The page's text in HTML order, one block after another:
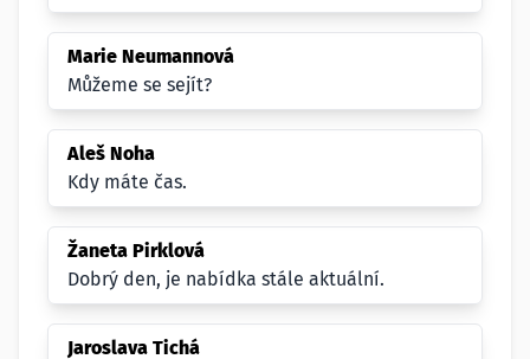
Marie Neumannová
Můžeme se sejít?
Aleš Noha
Kdy máte čas.
Žaneta Pirklová
Dobrý den, je nabídka stále aktuální.
Jaroslava Tichá